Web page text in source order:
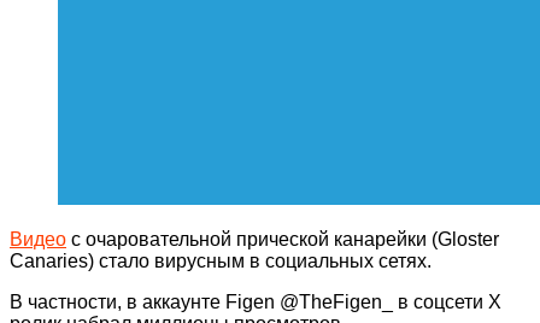
Видео с очаровательной прической канарейки (Gloster
Canaries) стало вирусным в социальных сетях.
В частности, в аккаунте Figen @TheFigen_ в соцсети Х